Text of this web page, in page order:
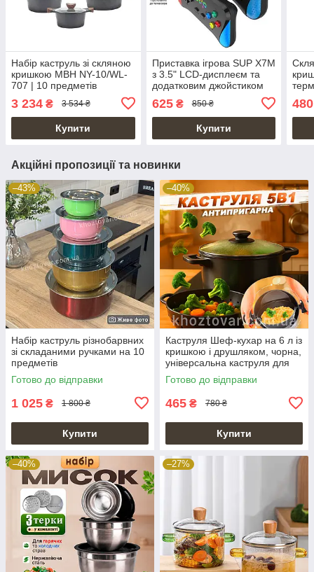
Набір каструль зі скляною
кришкою MBH NY-10/WL-
707 | 10 предметів
3 234 ₴ 3 534 ₴
Купити
Приставка ігрова SUP X7M
з 3.5" LCD-дисплеєм та
додатковим джойстиком
на 500 ігор 1200 мАг 8bit
625₴ 850 ₴
Купити
480
Акційні пропозиції та новинки
–43%
Набір каструль різнобарвних
зі складаними ручками на 10
предметів
Готово до відправки
1 025 ₴ 1 800 ₴
Купити
–40%
Каструля Шеф-кухар на 6 л із
кришкою і друшляком, чорна,
універсальна каструля для
макаронів і овочів
Готово до відправки
465 ₴ 780 ₴
Купити
–40% –27%